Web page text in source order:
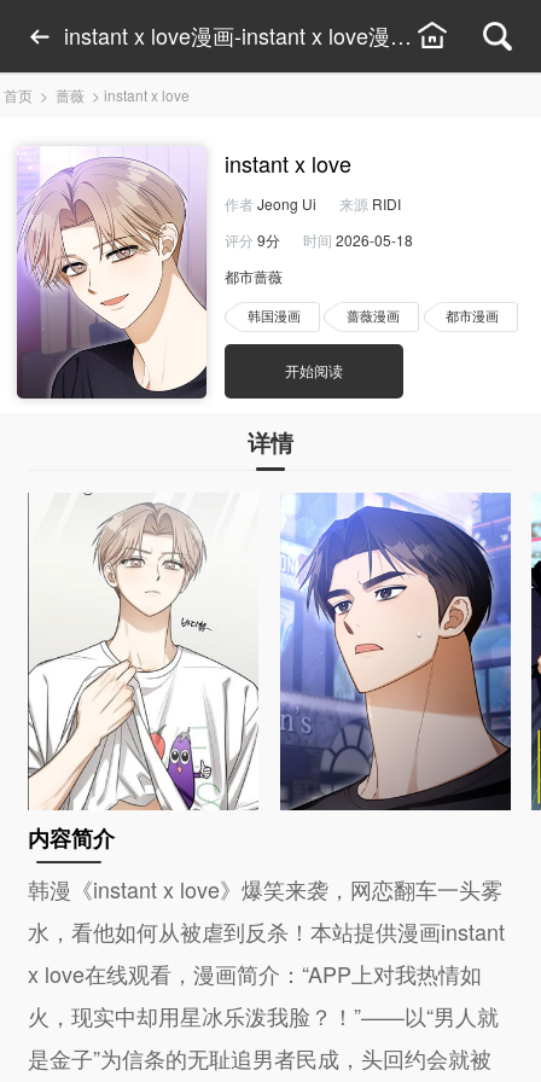
instant x love漫画-instant x love漫画在线观看-
首页 > 蔷薇 > instant x love
instant x love
作者 Jeong Ui 来源 RIDI
评分 9分 时间 2026-05-18
都市蔷薇
韩国漫画 蔷薇漫画 都市漫画
开始阅读
详情
内容简介
韩漫《instant x love》爆笑来袭，网恋翻车一头雾
水，看他如何从被虐到反杀！本站提供漫画instant
x love在线观看，漫画简介：“APP上对我热情如
火，现实中却用星冰乐泼我脸？！”——以“男人就
是金子”为信条的无耻追男者民成，头回约会就被